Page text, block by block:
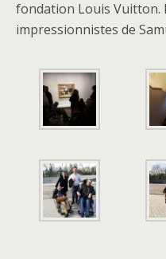
fondation Louis Vuitton.
impressionnistes de